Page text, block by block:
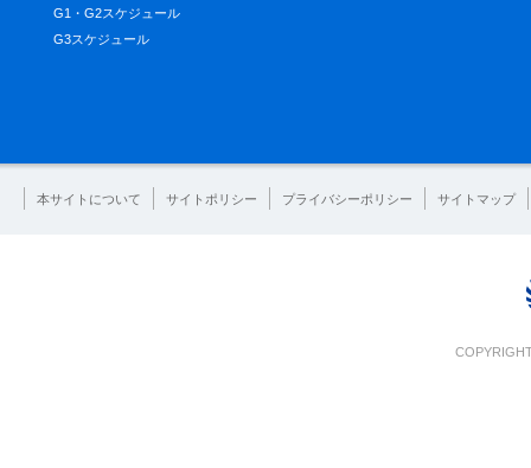
G1・G2スケジュール
G3スケジュール
本サイトについて サイトポリシー プライバシーポリシー サイトマップ